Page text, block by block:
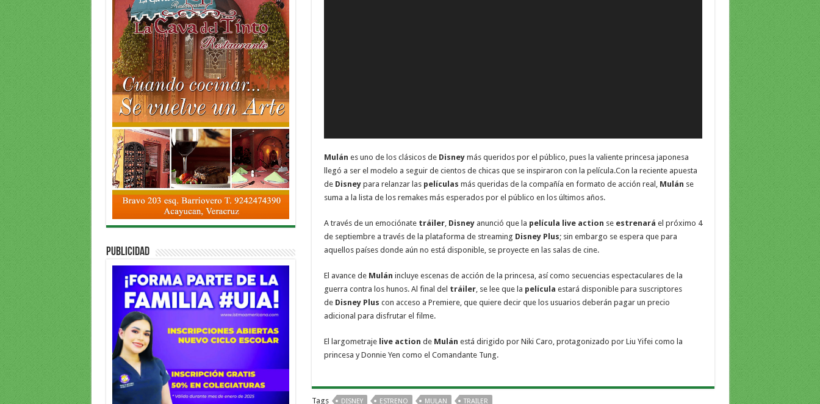
Mulán es uno de los clásicos de Disneymás queridos por el público, pues la valiente princesa japonesa
llegó a ser el modelo a seguir de cientos de chicas que se inspiraron con la película.Con la reciente apuesta
de Disneypara relanzar las películas más queridas de la compañía en formato de acción real, Mulán se
suma a la lista de los remakes más esperados por el público en los últimos años.
A través de un emociónate tráiler, Disney anunció que la película live action se estrenará el próximo 4
de septiembre a través de la plataforma de streaming Disney Plus; sin embargo se espera que para
aquellos países donde aún no está disponible, se proyecte en las salas de cine.
El avance de Mulán incluye escenas de acción de la princesa, así como secuencias espectaculares de la
guerra contra los hunos. Al final del tráiler, se lee que la película estará disponible para suscriptores
de Disney Plus con acceso a Premiere, que quiere decir que los usuarios deberán pagar un precio
adicional para disfrutar el filme.
El largometraje live action de Mulán está dirigido por Niki Caro, protagonizado por Liu Yifei como la
princesa y Donnie Yen como el Comandante Tung.
Tags DISNEY ESTRENO MULAN TRAILER
PUBLICIDAD